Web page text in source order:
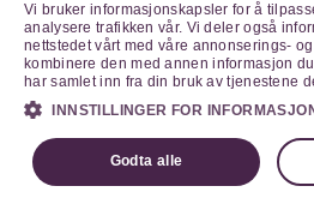
Go Home
Vi bruker informasjonskapsler for å
analysere trafikken vår. Vi deler også
nettstedet vårt med våre annonserings-
kombinere den med annen informasjon
har samlet inn fra din bruk av tjenestene
INNSTILLINGER FOR
Godta alle